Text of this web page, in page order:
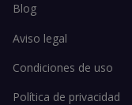
Blog
Aviso legal
Condiciones de uso
Política de privacidad